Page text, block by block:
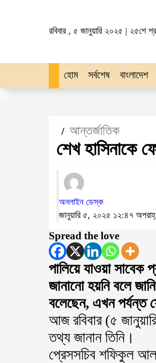
রবিবার , ৫ জানুয়ারি ২০২৫ | ২৫শে
হোম সর্বশেষ বাংলাদেশ
/ আন্তর্জাতিক
শেখ হাসিনাকে
অনলাইন ডেস্ক
জানুয়ারি ৫, ২০২৫ ১২:৪৭
Spread the love
পালিয়ে যাওয়া সাবেক
জানানো হয়নি বলে
বলেছেন, এখন পর্যন্ত
আজ রবিবার (৫
তথ্য জানান তিনি।
প্রেসসচিব শফিকুল